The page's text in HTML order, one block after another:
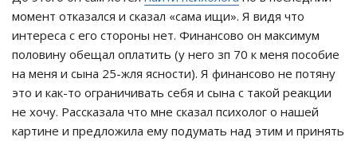
момент отказался и сказал «сама ищи». Я видя что
интереса с его стороны нет. Финансово он максимум
половину обещал оплатить (у него зп 70 к меня пособие
на меня и сына 25-жля ясности). Я финансово не потяну
это и как-то ограничивать себя и сына с такой реакции
не хочу. Рассказала что мне сказал психолог о нашей
картине и предложила ему подумать над этим и принять